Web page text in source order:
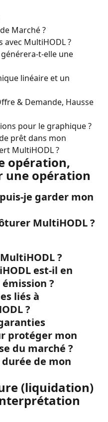
Marché ?
MultiHODL ?
t-elle une
linéaire et un
& Demande, Hausse
pour le graphique ?
prêt dans mon
MultiHODL ?
opération,
une opération
je garder mon
MultiHODL ?
?
est-il en
?
liés à
?
protéger mon
du marché ?
de mon
(liquidation)